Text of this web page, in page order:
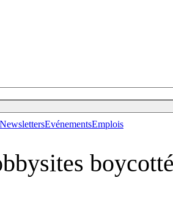
NewslettersEvénementsEmplois